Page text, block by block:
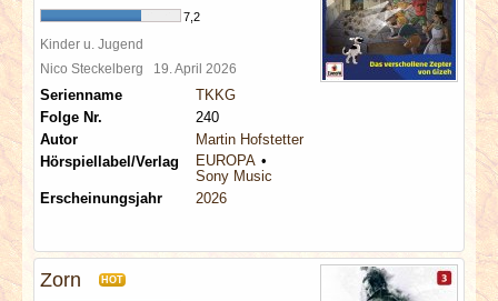
REDAKTION
LINKS
ARCHIV
7,2
Kinder u. Jugend
Nico Steckelberg 19. April 2026
Serienname
TKKG
Folge Nr.
240
Autor
Martin Hofstetter
Hörspiellabel/Verlag
EUROPA
Sony Music
Erscheinungsjahr
2026
Zorn HOT